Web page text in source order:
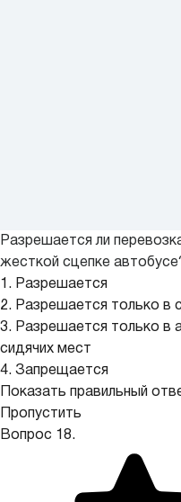
Разрешается ли
жесткой сцепке
1. Разрешается
2. Разрешается только в
3. Разрешается только в
сидячих мест
4. Запрещается
Показать правильный
Пропустить
Вопрос 18.